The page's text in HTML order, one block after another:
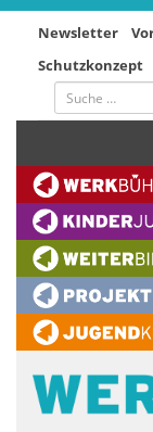
Newsletter
Schutzkonzept